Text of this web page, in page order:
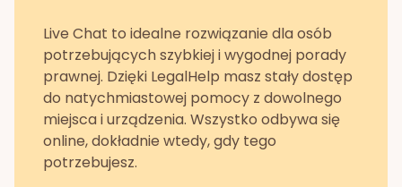
Live Chat to idealne rozwiązanie dla osób
potrzebujących szybkiej i wygodnej porady
prawnej. Dzięki LegalHelp masz stały dostęp
do natychmiastowej pomocy z dowolnego
miejsca i urządzenia. Wszystko odbywa się
online, dokładnie wtedy, gdy tego
potrzebujesz.